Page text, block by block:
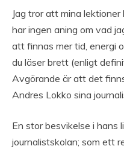
Jag tror att mina
har ingen aning om vad
att finnas mer tid, energi
du läser brett (enligt
Avgörande är att det
Andres Lokko sina
En stor besvikelse i hans
journalistskolan; som ett